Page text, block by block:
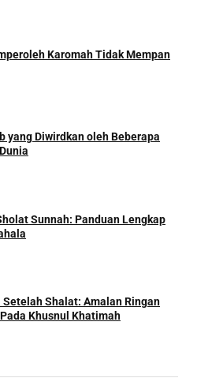
Karomah Tidak Mempan
yang Diwirdkan oleh Beberapa
Sunnah: Panduan Lengkap
Shalat: Amalan Ringan
Khusnul Khatimah